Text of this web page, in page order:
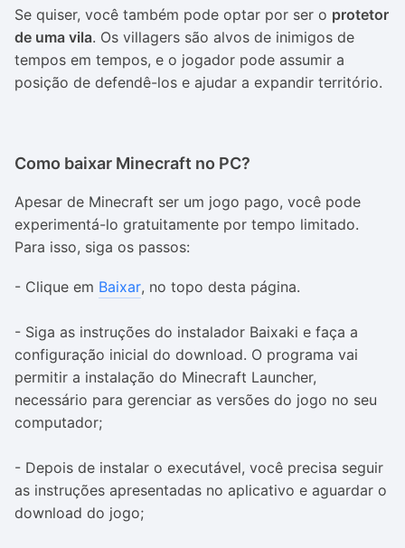
Se quiser, você também pode optar por ser o protetor
de uma vila. Os villagers são alvos de inimigos de
tempos em tempos, e o jogador pode assumir a
posição de defendê-los e ajudar a expandir território.
Como baixar Minecraft no PC?
Apesar de Minecraft ser um jogo pago, você pode
experimentá-lo gratuitamente por tempo limitado.
Para isso, siga os passos:
- Clique em Baixar, no topo desta página.
- Siga as instruções do instalador Baixaki e faça a
configuração inicial do download. O programa vai
permitir a instalação do Minecraft Launcher,
necessário para gerenciar as versões do jogo no seu
computador;
- Depois de instalar o executável, você precisa seguir
as instruções apresentadas no aplicativo e aguardar o
download do jogo;